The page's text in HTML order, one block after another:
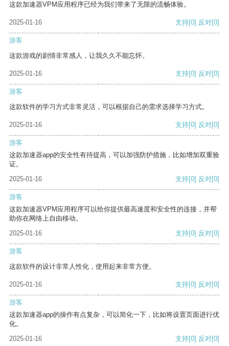
这款加速器VPM应用程序已经为我们带来了无限的流畅体验。
2025-01-16 支持[0] 反对[0]
游客
这款游戏的剧情非常感人，让我久久不能忘怀。
2025-01-16 支持[0] 反对[0]
游客
这款软件的学习方式非常灵活，可以根据自己的需求选择学习方式。
2025-01-16 支持[0] 反对[0]
游客
这款加速器app的安全性有待提高，可以加强防护措施，比如增加双重验
证。
2025-01-16
支持[0] 反对[0]
游客
这款加速器VPM应用程序可以给你提供最高速度和安全性的连接，并帮
助你在网络上自由移动。
2025-01-16
支持[0] 反对[0]
游客
这款软件的设计非常人性化，使用起来非常方便。
2025-01-16 支持[0] 反对[0]
游客
这款加速器app的操作有点复杂，可以简化一下，比如将设置页面进行优
化。
2025-01-16
支持[0] 反对[0]